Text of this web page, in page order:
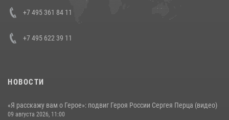
Кавказском федеральном округе Виталием Кузнецовым
+7 495 361 84 11
+7 495 622 39 11
НОВОСТИ
«Я расскажу вам о Герое»: подвиг Героя России Сергея Перца (видео)
09 августа 2026, 11:00